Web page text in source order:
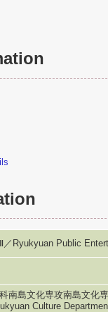
／Ryukyuan Public
南島文化専攻南島文化
Culture